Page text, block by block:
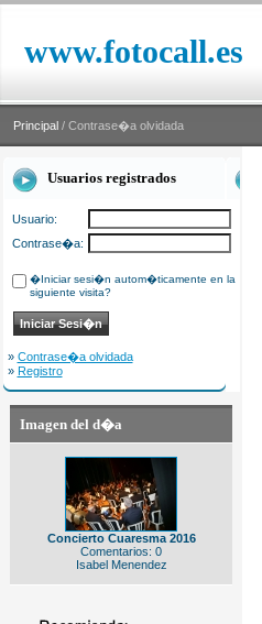
www.fotocall.es
Principal / Contrase�a olvidada
Usuarios registrados
Usuario:
Contrase�a:
�Iniciar sesi�n autom�ticamente en la
siguiente visita?
» Contrase�a olvidada
» Registro
Imagen del d�a
Concierto Cuaresma 2016
Comentarios: 0
Isabel Menendez